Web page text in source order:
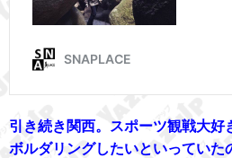
引き続き関西。スポーツ観戦大好
ボルダリングしたいといっていた